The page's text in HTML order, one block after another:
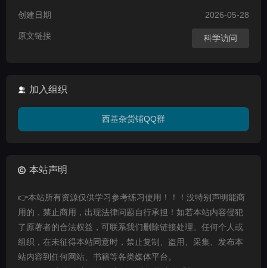
创建日期 2026-05-28
原文链接 科学访问
加入组织
西基杂货铺QQ群
本站声明
👉本站所有资源仅供学习参考练习使用！！！没特别声明能商
用的，禁止商用，出现法律问题自行承担！如若本站内容侵犯
了原著者的合法权益，可联系我们删除链接处理。任何个人或
组织，在未征得本站同意时，禁止复制、盗用、采集、发布本
站内容到任何网站、书籍等各类媒体平台。